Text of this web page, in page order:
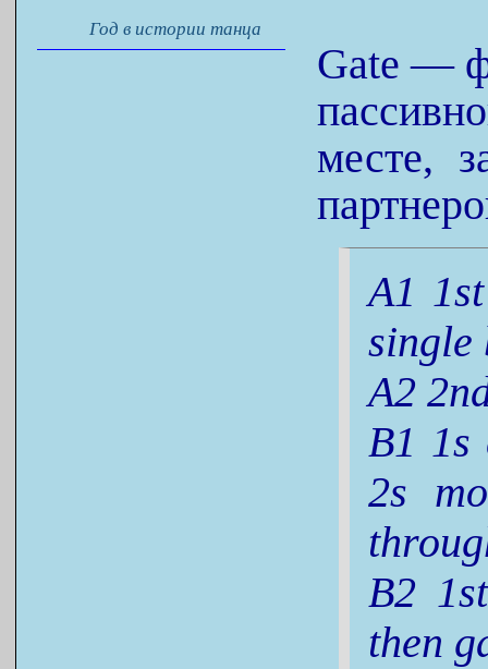
Год в истории танца
Gate —
месте,
A1
single
A2
B1 1s
2s
B2
then